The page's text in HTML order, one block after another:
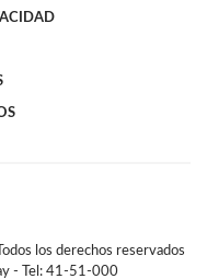
los derechos reservados
- Tel: 41-51-000